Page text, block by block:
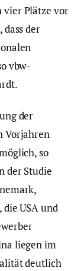
vier Plätze vor
dass der
vbw-
der
Vorjahren
so
der Studie
USA und
liegen im
deutlich